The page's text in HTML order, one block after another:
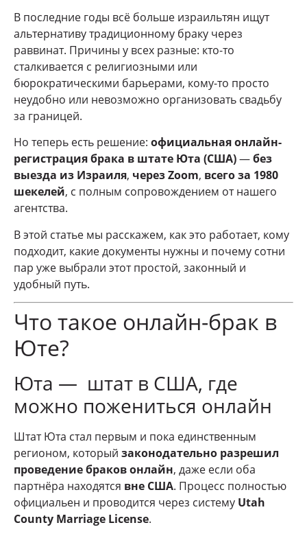
В последние годы всё больше израильтян ищут
альтернативу традиционному браку через
раввинат. Причины у всех разные: кто-то
сталкивается с религиозными или
бюрократическими барьерами, кому-то просто
неудобно или невозможно организовать свадьбу
за границей.
Но теперь есть решение: официальная онлайн-
регистрация брака в штате Юта (США)—без
выезда из Израиля, через Zoom, всего за 1980
шекелей, с полным сопровождением от нашего
агентства.
В этой статье мы расскажем, как это работает, кому
подходит, какие документы нужны и почему сотни
пар уже выбрали этот простой, законный и
удобный путь.
Что такое онлайн-брак в
Юте?
Юта — штат в США, где
можно пожениться онлайн
Штат Юта стал первым и пока единственным
регионом, который законодательно разрешил
проведение браков онлайн, даже если оба
партнёра находятся вне США. Процесс полностью
официальен и проводится через систему Utah
County Marriage License.